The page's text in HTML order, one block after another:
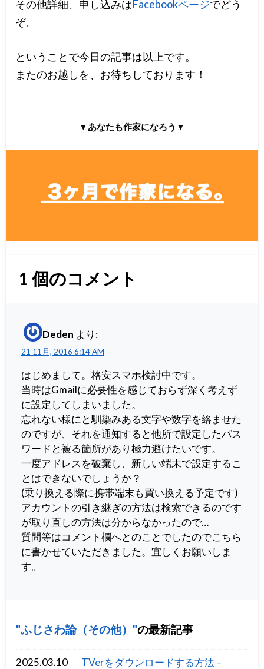
その他詳細、申し込みはFacebookページでどう
ぞ。
ということで今日の記事は以上です。
またのお越しを、お待ちしております！
▼あなたも作家になろう▼
1 個のコメント
Deden より:
21 11月, 2016 6:14 AM
はじめまして。格安スマホ検討中です。
当時はGmailに必要性を感じておらず深く考えず
に設定してしまいました。
忘れない様にと馴染みある文字や数字を絡ませた
のですが、それを通知すると他所で設定したパス
ワードと被る箇所があり極力避けたいです。
一度アドレスを破棄し、新しい端末で設定するこ
とはできないでしょうか？
(乗り換える際に携帯端末も買い換える予定です)
アカウントの引き継ぎの方法は検索できるのです
が取り直しの方法は分からなかったので…
質問等はコメント欄へとのことでしたのでこちら
に書かせていただきました。宜しくお願いしま
す。
ふじさわ論（その他） の最新記事
2025.03.10
TVerをダウンロードする方法 –